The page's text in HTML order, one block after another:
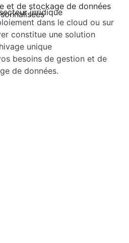
et de stockage de données
juridique
dans le cloud ou sur
constitue une solution
unique
besoins de gestion et de
de données.